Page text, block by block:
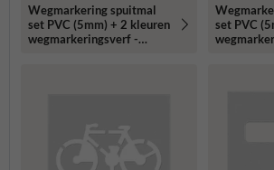
Wegmarkering spuitmal
set PVC (5mm) + 2 kleuren
wegmarkeringsverf -
set PVC